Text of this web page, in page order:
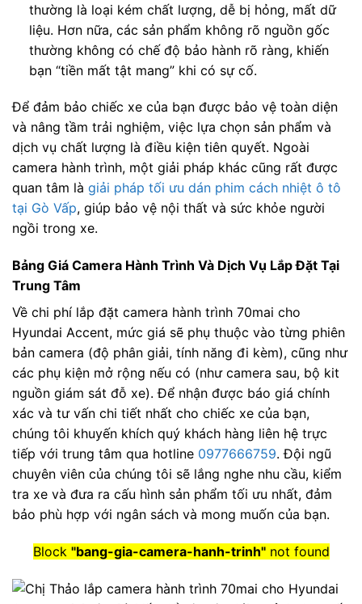
thường là loại kém chất lượng, dễ bị hỏng, mất dữ
liệu. Hơn nữa, các sản phẩm không rõ nguồn gốc
thường không có chế độ bảo hành rõ ràng, khiến
bạn “tiền mất tật mang” khi có sự cố.
Để đảm bảo chiếc xe của bạn được bảo vệ toàn diện
và nâng tầm trải nghiệm, việc lựa chọn sản phẩm và
dịch vụ chất lượng là điều kiện tiên quyết. Ngoài
camera hành trình, một giải pháp khác cũng rất được
quan tâm là giải pháp tối ưu dán phim cách nhiệt ô tô
tại Gò Vấp, giúp bảo vệ nội thất và sức khỏe người
ngồi trong xe.
Bảng Giá Camera Hành Trình Và Dịch Vụ Lắp Đặt Tại
Trung Tâm
Về chi phí lắp đặt camera hành trình 70mai cho
Hyundai Accent, mức giá sẽ phụ thuộc vào từng phiên
bản camera (độ phân giải, tính năng đi kèm), cũng như
các phụ kiện mở rộng nếu có (như camera sau, bộ kit
nguồn giám sát đỗ xe). Để nhận được báo giá chính
xác và tư vấn chi tiết nhất cho chiếc xe của bạn,
chúng tôi khuyến khích quý khách hàng liên hệ trực
tiếp với trung tâm qua hotline 0977666759. Đội ngũ
chuyên viên của chúng tôi sẽ lắng nghe nhu cầu, kiểm
tra xe và đưa ra cấu hình sản phẩm tối ưu nhất, đảm
bảo phù hợp với ngân sách và mong muốn của bạn.
Block "bang-gia-camera-hanh-trinh"not found